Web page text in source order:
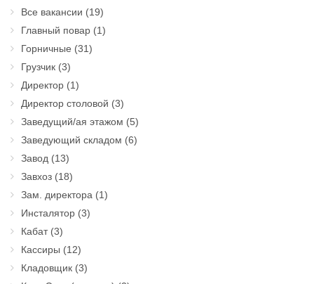
Все вакансии (19)
Главный повар (1)
Горничные (31)
Грузчик (3)
Директор (1)
Директор столовой (3)
Заведущий/ая этажом (5)
Заведующий складом (6)
Завод (13)
Завхоз (18)
Зам. директора (1)
Инсталятор (3)
Кабат(3)
Кассиры (12)
Кладовщик (3)